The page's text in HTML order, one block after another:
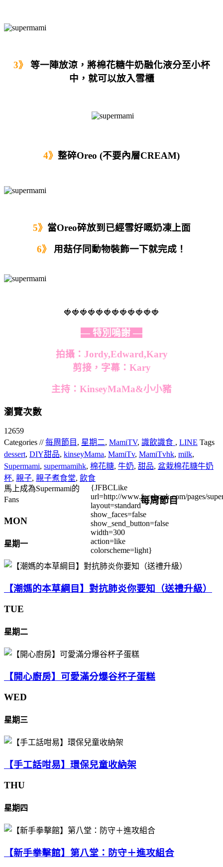
3》
等一陣放涼，將棉花糖牛奶融化液分至小杯
中，就可以放入雪櫃
4》 整碎Oreo (不要內層CREAM)
5》 當Oreo碎放到已經雪好嘅奶凍上面
6》 用菇仔同動物裝飾一下就完成！
🍓🍓🍓🍓🍓🍓🍓🍓🍓🍓🍓🍓
— 特別嗚謝 —
拍攝：Jordy,Edward,Kary
剪接，字幕： Kary
主持：KinseyMaMa&小小豬
瀏覽次數
12659
Categories //每周節目 , 星期二, MamiTV, 識飲識食 , LINE Tags
dessert, DIY甜品, kinseyMama, MamiTv, MamiTvhk, milk,
Supermami, supermamihk, 棉花糖, 牛奶, 甜品, 盆栽棉花糖牛奶
杯, 親子, 親子煮食堂, 飲食
馬上成為Supermami的
Fans
{JFBCLike
url=http://www.facebook.com/pages/
layout=standard
show_faces=false
show_send_button=false
width=300
action=like
colorscheme=light}
每周節目
MON
星期一
【潮媽的本草綱目】對抗肺炎你要知（送禮升級）
TUE
星期二
【開心廚房】可愛滿分爆谷杯子蛋糕
WED
星期三
【手工話咁易】環保兒童收納架
THU
星期四
【新手拳擊館】第八堂：防守＋進攻組合